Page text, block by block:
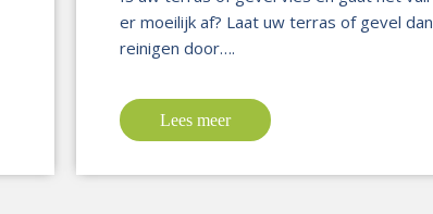
er moeilijk af? Laat uw terras of gevel dan
reinigen door….
Lees meer